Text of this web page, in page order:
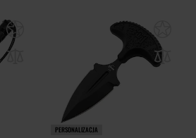
PERSONALIZACJA